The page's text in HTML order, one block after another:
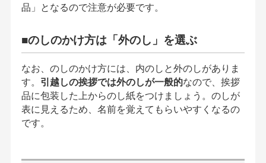
品」となるので注意が必要です。
■のしのかけ方は「外のし」を選ぶ
なお、のしのかけ方には、内のしと外のしがありま
す。 引越しの挨拶では外のしが一般的なので、挨拶
品に包装した上からのし紙をつけましょう。のしが
表に見えるため、名前を覚えてもらいやすくなるの
です。